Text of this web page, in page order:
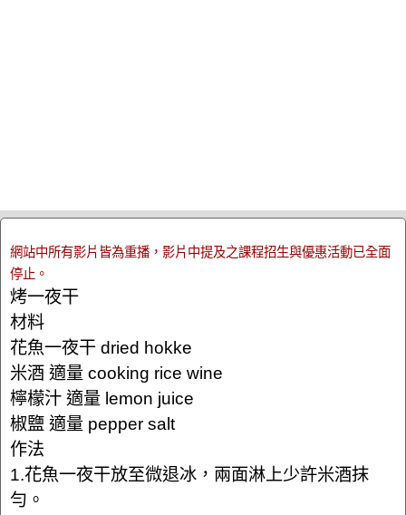
網站中所有影片皆為重播，影片中提及之課程招生與優惠活動已全面
停止。
烤一夜干
材料
花魚一夜干 dried hokke
米酒 適量 cooking rice wine
檸檬汁 適量 lemon juice
椒鹽 適量 pepper salt
作法
1.花魚一夜干放至微退冰，兩面淋上少許米酒抹
勻。